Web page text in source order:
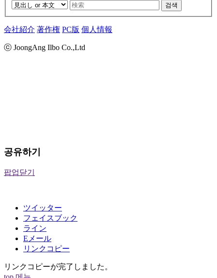
검색
会社紹介 著作権 PC版 個人情報
ⓒ JoongAng Ilbo Co.,Ltd
공유하기
팝업닫기
ツイッター
フェイスブック
ライン
Eメール
リンクコピー
リンクコピーが完了しました。